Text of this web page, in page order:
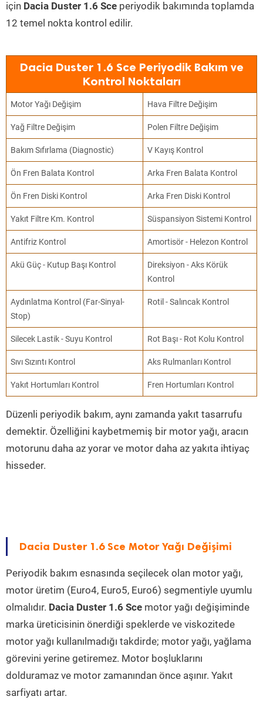
için Dacia Duster 1.6 Sce periyodik bakımında toplamda
12 temel nokta kontrol edilir.
Dacia Duster 1.6 Sce Periyodik Bakım ve
Kontrol Noktaları
Motor Yağı Değişim Hava Filtre Değişim
Yağ Filtre Değişim Polen Filtre Değişim
Bakım Sıfırlama (Diagnostic) V Kayış Kontrol
Ön Fren Balata Kontrol Arka Fren Balata Kontrol
Ön Fren Diski Kontrol Arka Fren Diski Kontrol
Yakıt Filtre Km. Kontrol Süspansiyon Sistemi Kontrol
Antifriz Kontrol Amortisör - Helezon Kontrol
Akü Güç - Kutup Başı Kontrol
Direksiyon - Aks Körük
Kontrol
Aydınlatma Kontrol (Far-Sinyal-
Stop)
Rotil - Salıncak Kontrol
Silecek Lastik - Suyu Kontrol Rot Başı - Rot Kolu Kontrol
Sıvı Sızıntı Kontrol Aks Rulmanları Kontrol
Yakıt Hortumları Kontrol Fren Hortumları Kontrol
Düzenli periyodik bakım, aynı zamanda yakıt tasarrufu
demektir. Özelliğini kaybetmemiş bir motor yağı, aracın
motorunu daha az yorar ve motor daha az yakıta ihtiyaç
hisseder.
Dacia Duster 1.6 Sce Motor Yağı Değişimi
Periyodik bakım esnasında seçilecek olan motor yağı,
motor üretim (Euro4, Euro5, Euro6) segmentiyle uyumlu
olmalıdır. Dacia Duster 1.6 Sce motor yağı değişiminde
marka üreticisinin önerdiği speklerde ve viskozitede
motor yağı kullanılmadığı takdirde; motor yağı, yağlama
görevini yerine getiremez. Motor boşluklarını
dolduramaz ve motor zamanından önce aşınır. Yakıt
sarfiyatı artar.